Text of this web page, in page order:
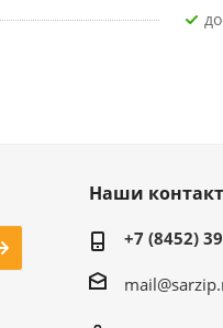
Наши
+7 (8452)